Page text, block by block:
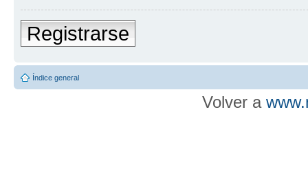
Registrarse
Índice general
Volver a